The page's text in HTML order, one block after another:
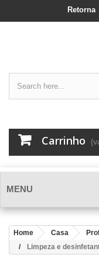
Retorna
Carrinho
MENU
Home Casa
Limpeza e